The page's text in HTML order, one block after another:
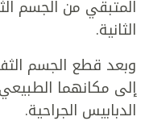
المتبقي من الجسم
الثانية.
وبعد قطع الجسم
إلى مكانهما
الدبابيس الجراحية.